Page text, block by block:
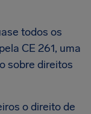
todos os
CE 261, uma
sobre direitos
o direito de